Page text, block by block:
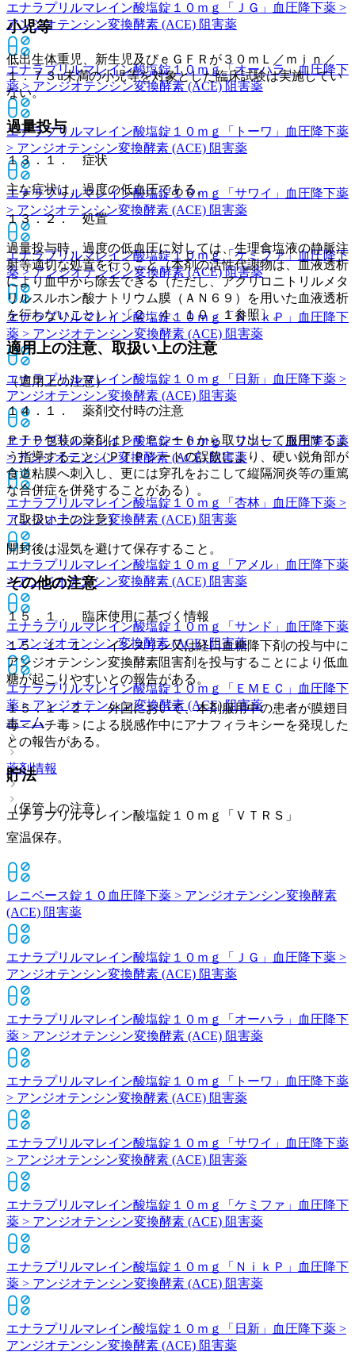
エナラプリルマレイン酸塩錠１０ｍｇ「ＪＧ」
血圧降下薬 >
アンジオテンシン変換酵素 (ACE) 阻害薬
エナラプリルマレイン酸塩錠１０ｍｇ「オーハラ」血圧降下
薬 > アンジオテンシン変換酵素 (ACE) 阻害薬
エナラプリルマレイン酸塩錠１０ｍｇ「トーワ」
血圧降下薬
> アンジオテンシン変換酵素 (ACE) 阻害薬
エナラプリルマレイン酸塩錠１０ｍｇ「サワイ」
血圧降下薬
> アンジオテンシン変換酵素 (ACE) 阻害薬
エナラプリルマレイン酸塩錠１０ｍｇ「ケミファ」血圧降下
薬 > アンジオテンシン変換酵素 (ACE) 阻害薬
エナラプリルマレイン酸塩錠１０ｍｇ「ＮｉｋＰ」
血圧降下
薬 > アンジオテンシン変換酵素 (ACE) 阻害薬
エナラプリルマレイン酸塩錠１０ｍｇ「日新」
血圧降下薬 >
アンジオテンシン変換酵素 (ACE) 阻害薬
エナラプリルマレイン酸塩錠１０ｍｇ「フソー」血圧降下薬
> アンジオテンシン変換酵素 (ACE) 阻害薬
エナラプリルマレイン酸塩錠１０ｍｇ「杏林」
血圧降下薬 >
アンジオテンシン変換酵素 (ACE) 阻害薬
エナラプリルマレイン酸塩錠１０ｍｇ「アメル」
血圧降下薬
> アンジオテンシン変換酵素 (ACE) 阻害薬
エナラプリルマレイン酸塩錠１０ｍｇ「サンド」
血圧降下薬
> アンジオテンシン変換酵素 (ACE) 阻害薬
エナラプリルマレイン酸塩錠１０ｍｇ「ＥＭＥＣ」
血圧降下
薬 > アンジオテンシン変換酵素 (ACE) 阻害薬
ホーム
薬剤情報
エナラプリルマレイン酸塩錠１０ｍｇ「ＶＴＲＳ」
小児等
低出生体重児、新生児及びｅＧＦＲが３０ｍＬ／ｍｉｎ／
１．７３u未満の小児等を対象とした臨床試験は実施してい
ない。
過量投与
１３．１． 症状
主な症状は、過度の低血圧である。
１３．２． 処置
過量投与時、過度の低血圧に対しては、生理食塩液の静脈注
射等適切な処置を行うこと（本剤の活性代謝物は、血液透析
により血中から除去できる（ただし、アクリロニトリルメタ
リルスルホン酸ナトリウム膜（ＡＮ６９）を用いた血液透析
を行わないこと））〔２．４、１０．１参照〕。
適用上の注意、取扱い上の注意
（適用上の注意）
１４．１． 薬剤交付時の注意
ＰＴＰ包装の薬剤はＰＴＰシートから取り出して服用するよ
う指導すること（ＰＴＰシートの誤飲により、硬い鋭角部が
食道粘膜へ刺入し、更には穿孔をおこして縦隔洞炎等の重篤
な合併症を併発することがある）。
（取扱い上の注意）
開封後は湿気を避けて保存すること。
その他の注意
１５．１． 臨床使用に基づく情報
１５．１．１． インスリン又は経口血糖降下剤の投与中に
アンジオテンシン変換酵素阻害剤を投与することにより低血
糖が起こりやすいとの報告がある。
１５．１．２． 外国において、本剤服用中の患者が膜翅目
毒＜ハチ毒＞による脱感作中にアナフィラキシーを発現した
との報告がある。
貯法
（保管上の注意）
室温保存。
レニベース錠１０ 血圧降下薬 > アンジオテンシン変換酵素
(ACE) 阻害薬
エナラプリルマレイン酸塩錠１０ｍｇ「ＪＧ」
血圧降下薬 >
アンジオテンシン変換酵素 (ACE) 阻害薬
エナラプリルマレイン酸塩錠１０ｍｇ「オーハラ」
血圧降下
薬 > アンジオテンシン変換酵素 (ACE) 阻害薬
エナラプリルマレイン酸塩錠１０ｍｇ「トーワ」
血圧降下薬
> アンジオテンシン変換酵素 (ACE) 阻害薬
エナラプリルマレイン酸塩錠１０ｍｇ「サワイ」
血圧降下薬
> アンジオテンシン変換酵素 (ACE) 阻害薬
エナラプリルマレイン酸塩錠１０ｍｇ「ケミファ」
血圧降下
薬 > アンジオテンシン変換酵素 (ACE) 阻害薬
エナラプリルマレイン酸塩錠１０ｍｇ「ＮｉｋＰ」
血圧降下
薬 > アンジオテンシン変換酵素 (ACE) 阻害薬
エナラプリルマレイン酸塩錠１０ｍｇ「日新」
血圧降下薬 >
アンジオテンシン変換酵素 (ACE) 阻害薬